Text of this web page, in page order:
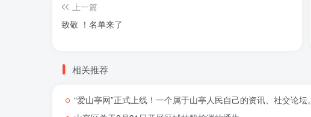
上一篇
致敬 ！名单来了
相关推荐
“爱山亭网”正式上线！一个属于山亭人民自己的资讯、社交论坛。